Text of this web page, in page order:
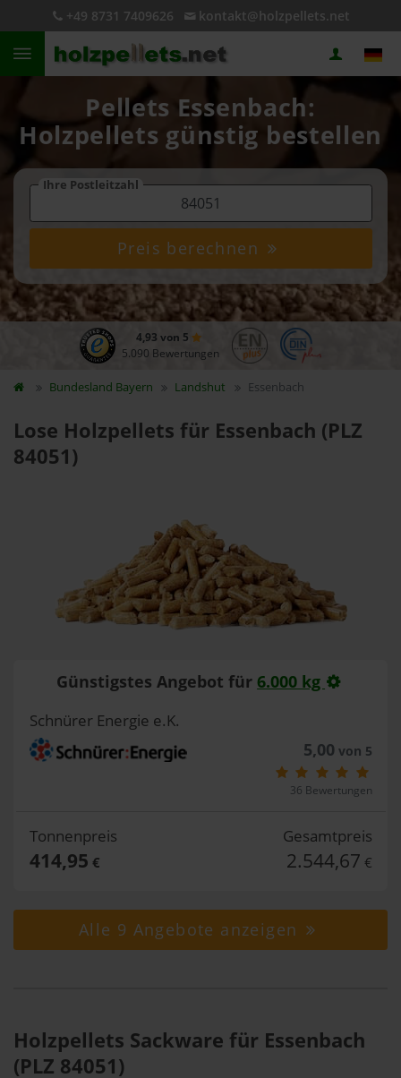
+49 8731 7409626 kontakt@holzpellets.net
Pellets Essenbach:
Holzpellets günstig bestellen
Ihre Postleitzahl
Preis berechnen
4,93 von 5
5.090 Bewertungen
Bundesland Bayern Landshut Essenbach
Lose Holzpellets für Essenbach (PLZ
84051)
Günstigstes Angebot für 6.000 kg
Schnürer Energie e.K.
5,00 von 5
36 Bewertungen
Tonnenpreis
414,95 €
Gesamtpreis
2.544,67 €
Alle 9 Angebote anzeigen
Holzpellets Sackware für Essenbach
(PLZ 84051)